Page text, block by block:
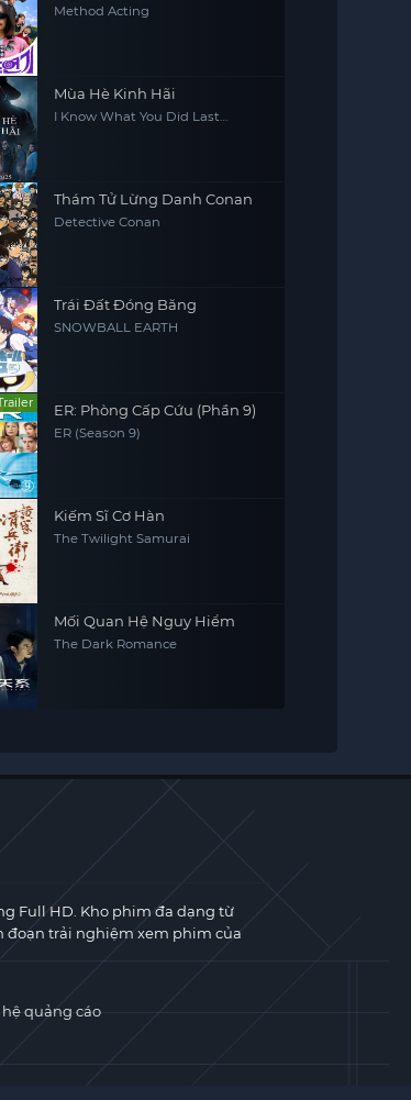
Method Acting
Mùa Hè Kinh Hãi
I Know What You Did Last
Thám Tử Lừng Danh Conan
Detective Conan
Trái Đất Đóng Băng
SNOWBALL EARTH
ER: Phòng Cấp Cứu (Phần 9)
ER (Season 9)
Kiếm Sĩ Cơ Hàn
The Twilight Samurai
Mối Quan Hệ Nguy Hiểm
The Dark Romance
Full HD. Kho phim đa dạng từ
đoạn trải nghiệm xem phim của
quảng cáo